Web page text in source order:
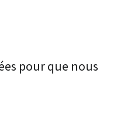
pour que nous